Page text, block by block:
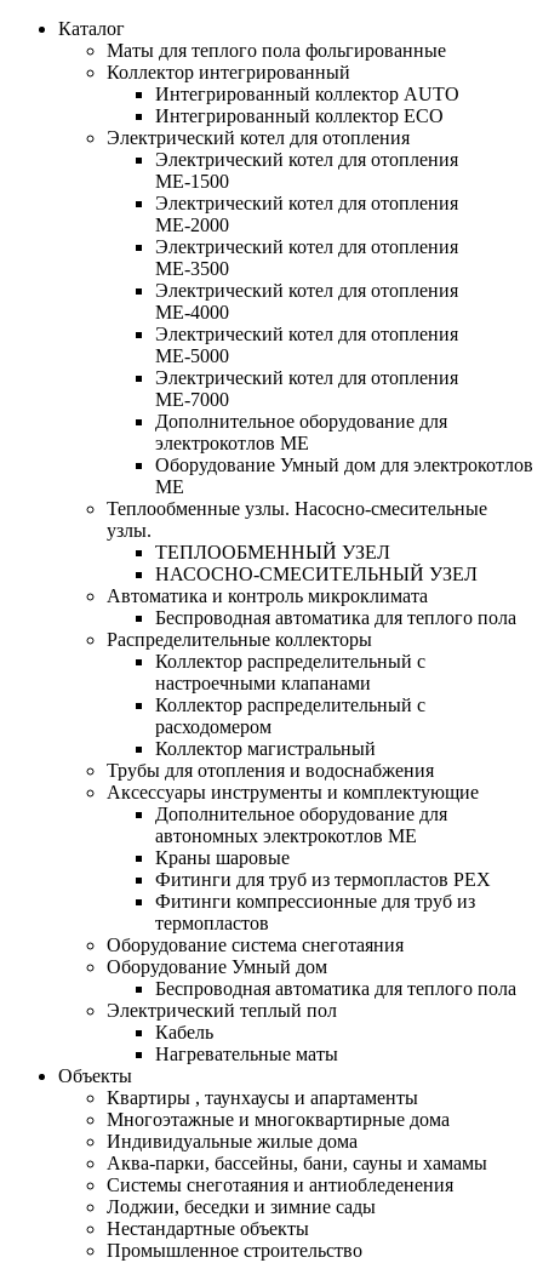
Каталог
Маты для теплого пола фольгированные
Коллектор интегрированный
Интегрированный коллектор AUTO
Интегрированный коллектор ЕСО
Электрический котел для отопления
Электрический котел для отопления
МЕ-1500
Электрический котел для отопления
МЕ-2000
Электрический котел для отопления
МЕ-3500
Электрический котел для отопления
МЕ-4000
Электрический котел для отопления
МЕ-5000
Электрический котел для отопления
МЕ-7000
Дополнительное оборудование для
электрокотлов МЕ
Оборудование Умный дом для электрокотлов
МЕ
Теплообменные узлы. Насосно-смесительные
узлы.
ТЕПЛООБМЕННЫЙ УЗЕЛ
НАСОСНО-СМЕСИТЕЛЬНЫЙ УЗЕЛ
Автоматика и контроль микроклимата
Беспроводная автоматика для теплого пола
Распределительные коллекторы
Коллектор распределительный с
настроечными клапанами
Коллектор распределительный с
расходомером
Коллектор магистральный
Трубы для отопления и водоснабжения
Аксессуары инструменты и комплектующие
Дополнительное оборудование для
автономных электрокотлов МЕ
Краны шаровые
Фитинги для труб из термопластов PEX
Фитинги компрессионные для труб из
термопластов
Оборудование система снеготаяния
Оборудование Умный дом
Беспроводная автоматика для теплого пола
Электрический теплый пол
Кабель
Нагревательные маты
Объекты
Квартиры , таунхаусы и апартаменты
Многоэтажные и многоквартирные дома
Индивидуальные жилые дома
Аква-парки, бассейны, бани, сауны и хамамы
Системы снеготаяния и антиобледенения
Лоджии, беседки и зимние сады
Нестандартные объекты
Промышленное строительство